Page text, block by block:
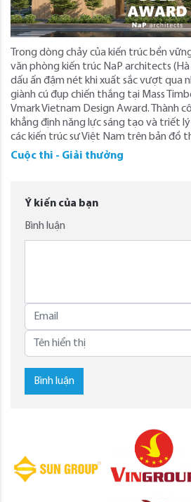
Trong dòng chảy của kiến trúc bền
văn phòng kiến trúc NaP architects
dấu ấn đậm nét khi xuất sắc vượt qua
giành cú đụp chiến thắng tại Mass
Vmark Vietnam Design Award. Thành
khẳng định năng lực sáng tạo và triết
các kiến trúc sư Việt Nam trên bản đồ
Cuộc thi - Giải thưởng
Ý kiến của bạn
Bình luận
Bình luận